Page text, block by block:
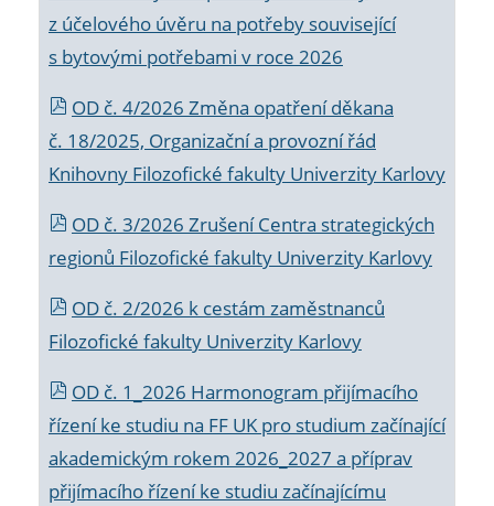
z účelového úvěru na potřeby související
s bytovými potřebami v roce 2026
OD č. 4/2026 Změna opatření děkana
č. 18/2025, Organizační a provozní řád
Knihovny Filozofické fakulty Univerzity Karlovy
OD č. 3/2026 Zrušení Centra strategických
regionů Filozofické fakulty Univerzity Karlovy
OD č. 2/2026 k cestám zaměstnanců
Filozofické fakulty Univerzity Karlovy
OD č. 1_2026 Harmonogram přijímacího
řízení ke studiu na FF UK pro studium začínající
akademickým rokem 2026_2027 a příprav
přijímacího řízení ke studiu začínajícímu